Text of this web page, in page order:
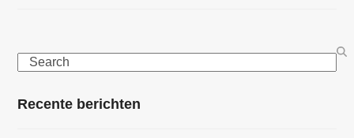
Search
Recente berichten